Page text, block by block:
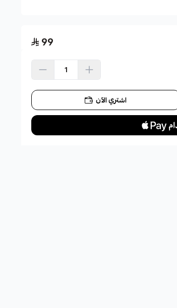
99
اشتري الآن